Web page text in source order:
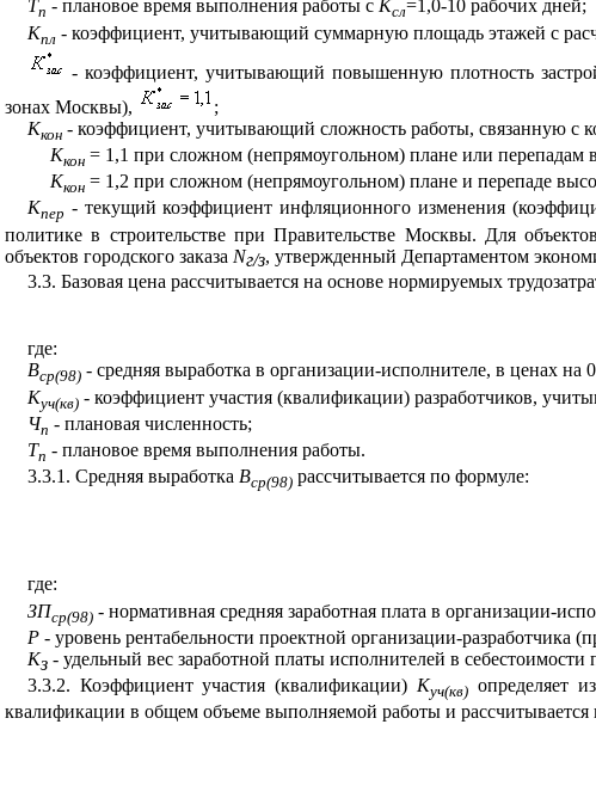
Тп - плановое время выполнения работы с Ксл=1,0-10 рабочих дней;
Кпл- коэффициент, учитывающий суммарную площадь этажей с
- коэффициент, учитывающий повышенную плотность
зонах Москвы),
;
Ккон- коэффициент, учитывающий сложность работы, связанную с
Ккон= 1,1 при сложном (непрямоугольном) плане или перепадам
Ккон= 1,2 при сложном (непрямоугольном) плане и перепаде
Кпер - текущий коэффициент инфляционного изменения
политике в строительстве при Правительстве Москвы. Для
объектов городского заказа Nг/з, утвержденный Департаментом
3.3. Базовая цена рассчитывается на основе нормируемых
где:
Вср(98)- средняя выработка в организации-исполнителе, в ценах на
Куч(кв)- коэффициент участия (квалификации) разработчиков,
Чп - плановая численность;
Тп - плановое время выполнения работы.
3.3.1. Средняя выработка Вср(98)рассчитывается по формуле:
где:
ЗПср(98) - нормативная средняя заработная плата в организации-
Р- уровень рентабельности проектной организации-разработчика
Kз- удельный вес заработной платы исполнителей в
3.3.2. Коэффициент участия (квалификации) Куч(кв) определяет
квалификации в общем объеме выполняемой работы и рассчитывается